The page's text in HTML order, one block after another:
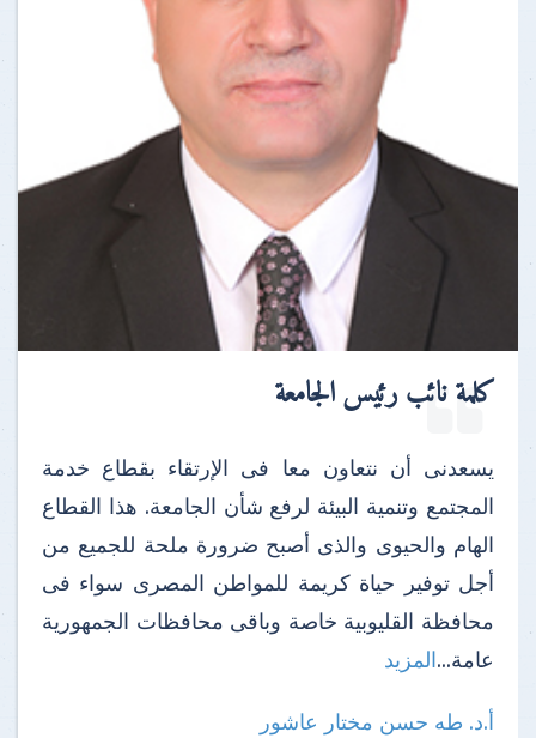
كلمة نائب رئيس الجامعة
يسعدنى أن نتعاون معا فى الإرتقاء بقطاع خدمة
المجتمع وتنمية البيئة لرفع شأن الجامعة. هذا القطاع
الهام والحيوى والذى أصبح ضرورة ملحة للجميع من
أجل توفير حياة كريمة للمواطن المصرى سواء فى
محافظة القليوبية خاصة وباقى محافظات الجمهورية
عامة...المزيد
أ.د. طه حسن مختار عاشور